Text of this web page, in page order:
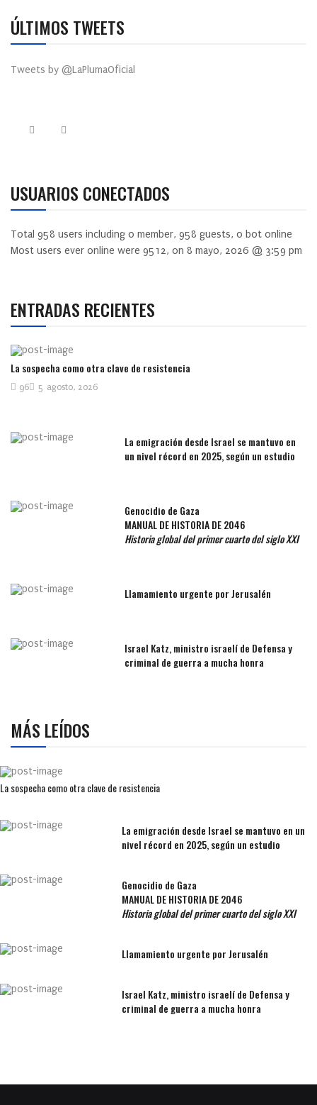
ÚLTIMOS TWEETS
Tweets by @LaPlumaOficial
USUARIOS CONECTADOS
Total 958 users including 0 member, 958 guests, 0 bot online
Most users ever online were 9512, on 8 mayo, 2026 @ 3:59 pm
ENTRADAS RECIENTES
La sospecha como otra clave de resistencia
5 agosto, 2026
96
La emigración desde Israel se mantuvo en
un nivel récord en 2025, según un estudio
Genocidio de Gaza
MANUAL DE HISTORIA DE 2046
Historia global del primer cuarto del siglo XXI
Llamamiento urgente por Jerusalén
Israel Katz, ministro israelí de Defensa y
criminal de guerra a mucha honra
MÁS LEÍDOS
La sospecha como otra clave de resistencia
La emigración desde Israel se mantuvo en un
nivel récord en 2025, según un estudio
Genocidio de Gaza
MANUAL DE HISTORIA DE 2046
Historia global del primer cuarto del siglo XXI
Llamamiento urgente por Jerusalén
Israel Katz, ministro israelí de Defensa y
criminal de guerra a mucha honra